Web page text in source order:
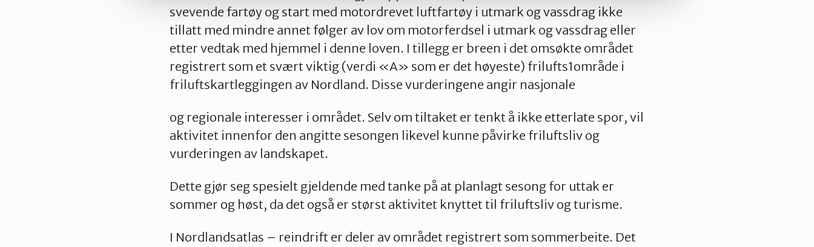
svevende fartøy og start med motordrevet luftfartøy i utmark og vassdrag ikke
tillatt med mindre annet følger av lov om motorferdsel i utmark og vassdrag eller
etter vedtak med hjemmel i denne loven. I tillegg er breen i det omsøkte området
registrert som et svært viktig (verdi «A» som er det høyeste) frilufts1område i
friluftskartleggingen av Nordland. Disse vurderingene angir nasjonale
og regionale interesser i området. Selv om tiltaket er tenkt å ikke etterlate spor, vil
aktivitet innenfor den angitte sesongen likevel kunne påvirke friluftsliv og
vurderingen av landskapet.
Dette gjør seg spesielt gjeldende med tanke på at planlagt sesong for uttak er
sommer og høst, da det også er størst aktivitet knyttet til friluftsliv og turisme.
I Nordlandsatlas – reindrift er deler av området registrert som sommerbeite. Det